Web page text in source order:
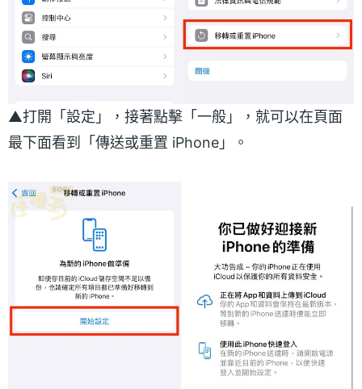
▲打開「設定」，接著點擊「一般」，就可以在頁面
最下面看到「傳送或重置 iPhone」。